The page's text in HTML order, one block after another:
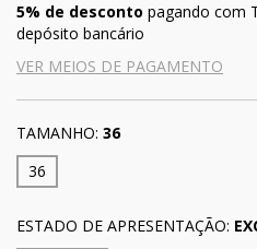
5% de desconto pagando com
depósito bancário
VER MEIOS DE PAGAMENTO
TAMANHO: 36
36
ESTADO DE APRESENTAÇÃO: